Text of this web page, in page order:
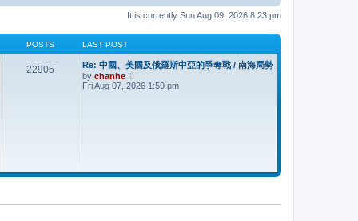
It is currently Sun Aug 09, 2026 8:23 pm
POSTS LAST POST
22905
Re: 中國、美國及俄羅斯中亞的爭奪戰 / 南海局勢
by chanhe
i
e
Fri Aug 07, 2026 1:59 pm